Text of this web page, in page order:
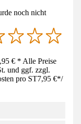
noch nicht
€ * Alle Preise
und ggf. zzgl.
pro ST7,95 €*/